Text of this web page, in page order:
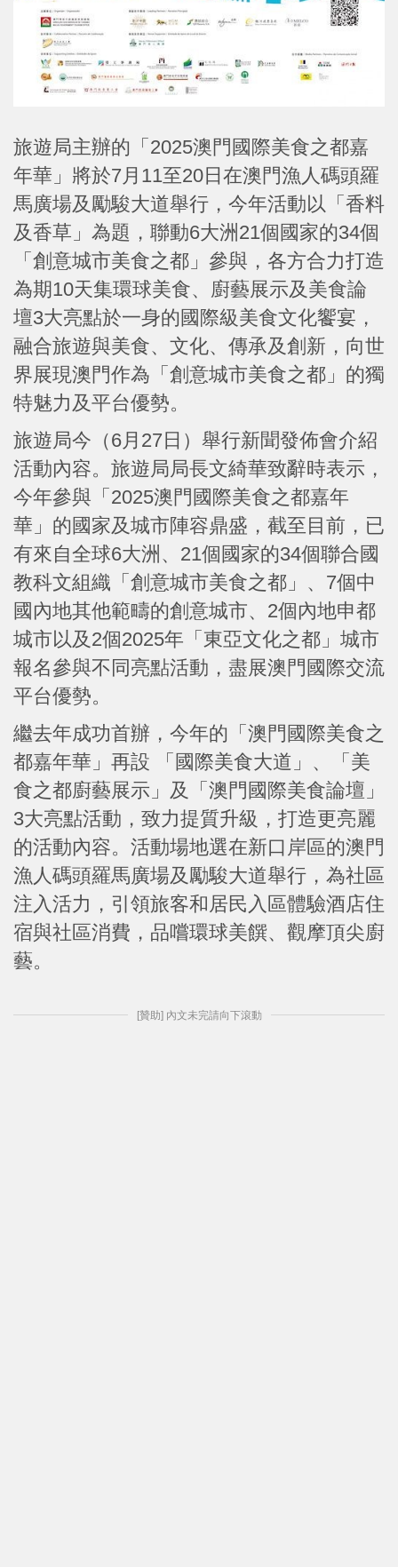
旅遊局主辦的「2025澳門國際美食之都嘉
年華」將於7月11至20日在澳門漁人碼頭羅
馬廣場及勵駿大道舉行，今年活動以「香料
及香草」為題，聯動6大洲21個國家的34個
「創意城市美食之都」參與，各方合力打造
為期10天集環球美食、廚藝展示及美食論
壇3大亮點於一身的國際級美食文化饗宴，
融合旅遊與美食、文化、傳承及創新，向世
界展現澳門作為「創意城市美食之都」的獨
特魅力及平台優勢。
旅遊局今（6月27日）舉行新聞發佈會介紹
活動內容。旅遊局局長文綺華致辭時表示，
今年參與「2025澳門國際美食之都嘉年
華」的國家及城市陣容鼎盛，截至目前，已
有來自全球6大洲、21個國家的34個聯合國
教科文組織「創意城市美食之都」、7個中
國內地其他範疇的創意城市、2個內地申都
城市以及2個2025年「東亞文化之都」城市
報名參與不同亮點活動，盡展澳門國際交流
平台優勢。
繼去年成功首辦，今年的「澳門國際美食之
都嘉年華」再設 「國際美食大道」、「美
食之都廚藝展示」及「澳門國際美食論壇」
3大亮點活動，致力提質升級，打造更亮麗
的活動內容。活動場地選在新口岸區的澳門
漁人碼頭羅馬廣場及勵駿大道舉行，為社區
注入活力，引領旅客和居民入區體驗酒店住
宿與社區消費，品嚐環球美饌、觀摩頂尖廚
藝。
[贊助] 內文未完請向下滾動